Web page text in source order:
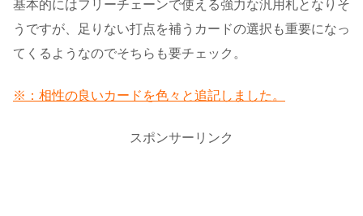
基本的にはフリーチェーンで使える強力な汎用札となりそ
うですが、足りない打点を補うカードの選択も重要になっ
てくるようなのでそちらも要チェック。
※：相性の良いカードを色々と追記しました。
スポンサーリンク